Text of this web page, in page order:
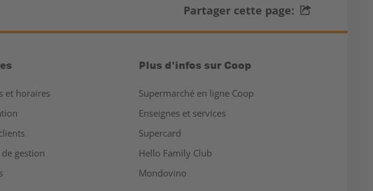
Partager cette page:
et horaires
gestion
Plus d'infos sur Coop
Supermarché en ligne Coop
Enseignes et services
Supercard
Hello Family Club
Mondovino